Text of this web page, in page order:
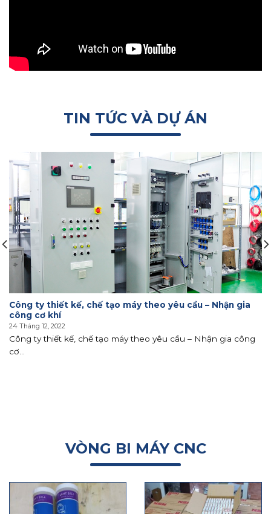
TIN TỨC VÀ DỰ ÁN
Công ty thiết kế, chế tạo máy theo yêu cầu – Nhận gia
công cơ khí
24 Tháng 12, 2022
Công ty thiết kế, chế tạo máy theo yêu cầu – Nhận gia công
cơ...
VÒNG BI MÁY CNC